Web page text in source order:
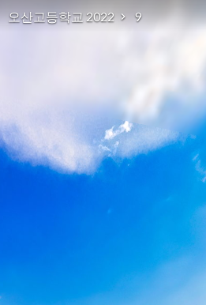
오산고등학교 2022 9